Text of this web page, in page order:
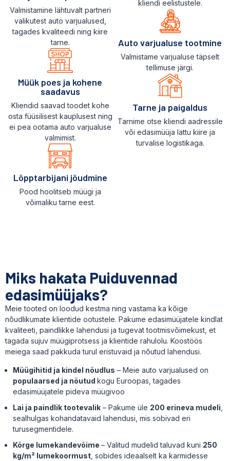
Valmistamine lähtuvalt partneri
valikutest auto varjualused,
tagades kvaliteedi ning kiire
tarne.
Müük poes ja kohene
saadavus
Kliendid saavad toodet kohe
osta füüsilisest kauplusest ning
ei pea ootama auto varjualuse
valmimist.
Lõpptarbijani jõudmine
Pood hoolitseb müügi ja
võimaliku tarne eest.
kliendi eelistustele.
Auto varjualuse tootmine
Valmistame varjualuse täpselt
tellimuse järgi.
Tarne ja paigaldus
Tarnime otse kliendi aadressile
või edasimüüja lattu kiire ja
turvalise logistikaga.
Miks hakata Puiduvennad
edasimüüjaks?
Meie tooted on loodud kestma ning vastama ka kõige
nõudlikumate klientide ootustele. Pakume edasimüüjatele kindlat
kvaliteeti, paindlikke lahendusi ja tugevat tootmisvõimekust, et
tagada sujuv müügiprotsess ja klientide rahulolu. Koostöös
meiega saad pakkuda turul eristuvaid ja nõutud lahendusi.
Müügihitid ja kindel nõudlus – Meie auto varjualused on
populaarsed ja nõutud kogu Euroopas, tagades
edasimüüjatele pideva müügivoo
Lai ja paindlik tootevalik – Pakume üle 200 erineva mudeli
sealhulgas kohandatavaid lahendusi, mis sobivad eri
turusegmentidele.
Kõrge lumekandevõime – Valitud mudelid taluvad kuni 250
kg/m² lumekoormust sobides ideaalselt ka karmidesse